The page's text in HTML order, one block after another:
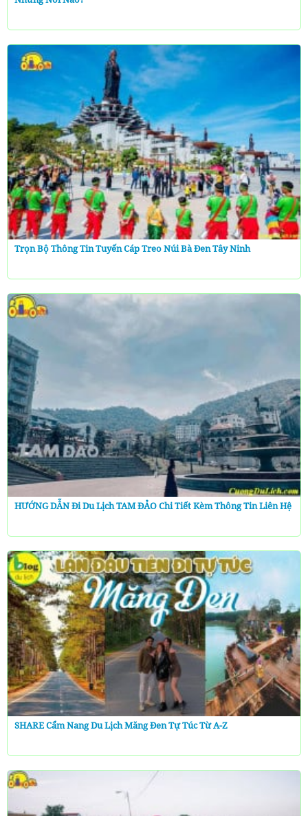
Trọn Bộ Thông Tin Tuyến Cáp Treo Núi Bà Đen Tây Ninh
HƯỚNG DẪN Đi Du Lịch TAM ĐẢO Chi Tiết Kèm Thông Tin Liên Hệ
SHARE Cẩm Nang Du Lịch Măng Đen Tự Túc Từ A-Z